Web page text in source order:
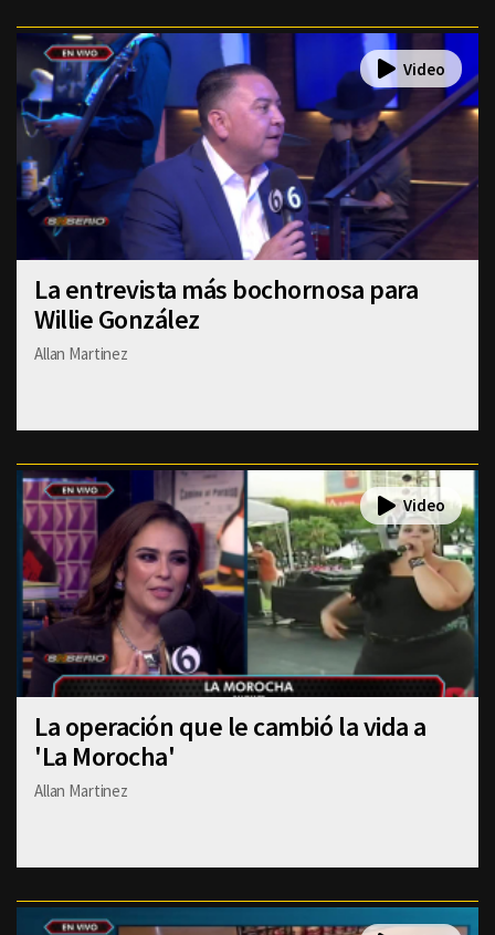
La entrevista más bochornosa para
Willie González
Allan Martinez
La operación que le cambió la vida a
'La Morocha'
Allan Martinez